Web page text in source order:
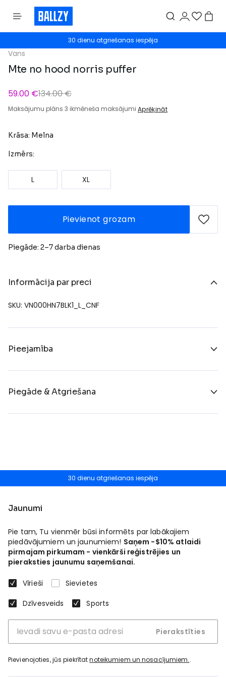
30 dienu atgriešanas iespēja
Vans
Mte no hood norris puffer
59.00 €134.00 €
Maksājumu plāns 3 ikmēneša maksājumi Aprēķināt
Krāsa: Melna
Izmērs:
L XL
Pievienot grozam
Piegāde: 2–7 darba dienas
Informācija par preci
SKU: VN000HN7BLK1_L_CNF
Pieejamība
Piegāde & Atgriešana
30 dienu atgriešanas iespēja
Jaunumi
Pie tam, Tu vienmēr būsi informēts par labākajiem
piedāvājumiem un jaunumiem! Saņem -$10% atlaidi
pirmajam pirkumam - vienkārši reģistrējies un
pieraksties jaunumu saņemšanai.
Vīrieši
Sievietes
Dzīvesveids
Sports
Pierakstīties
Pievienojoties, jūs piekrītatnoteikumiem un nosacījumiem..